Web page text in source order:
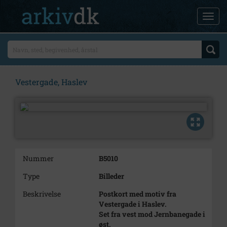
Vestergade, Haslev
Nummer
B5010
Type
Billeder
Beskrivelse
Postkort med motiv fra
Vestergade i Haslev.
Set fra vest mod Jernbanegade i
øst.